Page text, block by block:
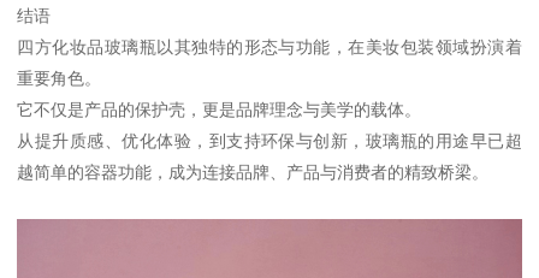
结语
四方化妆品玻璃瓶以其独特的形态与功能，在美妆包装领域扮演着
重要角色。
它不仅是产品的保护壳，更是品牌理念与美学的载体。
从提升质感、优化体验，到支持环保与创新，玻璃瓶的用途早已超
越简单的容器功能，成为连接品牌、产品与消费者的精致桥梁。